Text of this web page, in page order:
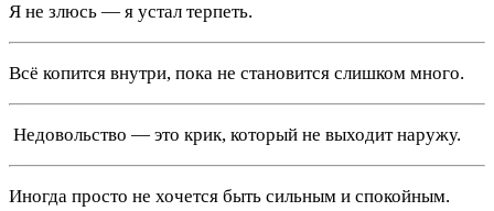
Я не злюсь — я устал терпеть.
Всё копится внутри, пока не становится слишком много.
️ Недовольство — это крик, который не выходит наружу.
Иногда просто не хочется быть сильным и спокойным.